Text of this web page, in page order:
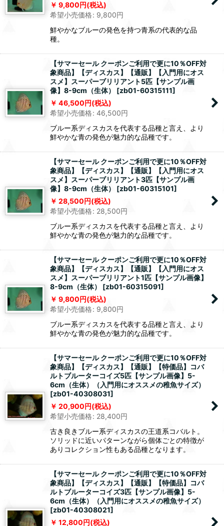
9,800円(税込)
希望小売価格: 9,800円
鮮やかなブルーの発色を持つ青系の代表的な品
種。
【サマーセール クーポンご利用で更に10％OFF対
象商品】【ディスカス】【通販】【入門用にオス
スメ】スーパーブリリアント5匹【サンプル画
像】8-9cm（生体）
[zb01-60315111]
46,500円(税込)
希望小売価格: 46,500円
ブルー系ディスカスを代表する品種と言え、より
鮮やかな青の発色が魅力的な品種です。
【サマーセール クーポンご利用で更に10％OFF対
象商品】【ディスカス】【通販】【入門用にオス
スメ】スーパーブリリアント3匹【サンプル画
像】8-9cm（生体）
[zb01-60315101]
28,500円(税込)
希望小売価格: 28,500円
ブルー系ディスカスを代表する品種と言え、より
鮮やかな青の発色が魅力的な品種です。
【サマーセール クーポンご利用で更に10％OFF対
象商品】【ディスカス】【通販】【入門用にオス
スメ】スーパーブリリアント1匹【サンプル画像】
8-9cm（生体）
[zb01-60315091]
9,800円(税込)
希望小売価格: 9,800円
ブルー系ディスカスを代表する品種と言え、より
鮮やかな青の発色が魅力的な品種です。
【サマーセール クーポンご利用で更に10％OFF対
象商品】【ディスカス】【通販】【特価品】コバ
ルトブルーターコイズ5匹【サンプル画像】5-
6cm（生体）（入門用にオススメの稚魚サイズ）
[zb01-40308031]
20,900円(税込)
希望小売価格: 28,400円
古き良きブルー系ディスカスの王道系コバルト。
ソリッドに近いパターンながら個体ごとの特徴が
ありコレクション性もある品種となります。
【サマーセール クーポンご利用で更に10％OFF対
象商品】【ディスカス】【通販】【特価品】コバ
ルトブルーターコイズ3匹【サンプル画像】5-
6cm（生体）（入門用にオススメの稚魚サイズ）
[zb01-40308021]
12,800円(税込)